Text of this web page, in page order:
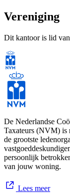
boeren. Je kunt ons
taxatie van o.a.
en cultuurgronden.
en/of Wet
Met ons label
in de spotlight te
compleet
onder dit label.
segment en levert
ook daarbuiten.
Verkopen via
je vastgoed tegen
prijs, maar ook de
Vereniging
Dit kantoor is lid
De Nederlandse
Taxateurs (NVM) is
de grootste
persoonlijk
van jouw woning.
Lees meer